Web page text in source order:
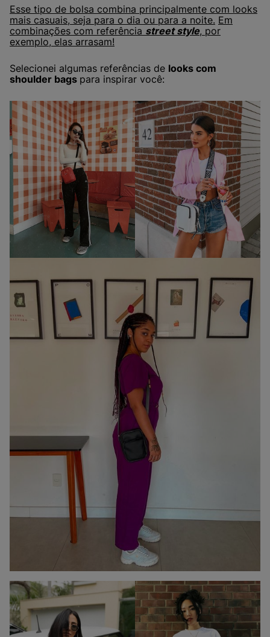
Esse tipo de bolsa combina principalmente com looks
mais casuais, seja para o dia ou para a noite. Em
combinações com referência street style, por
exemplo, elas arrasam!
Selecionei algumas referências de looks com
shoulder bags para inspirar você: